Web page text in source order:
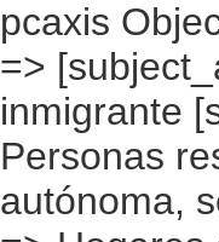
pcaxis Object ( [axis_version] => [creation_date] => 20080709 [note] => [subject_area] => Personas que viven en la vivienda con el inmigrante [subject_code] => 03 [matrix] => 03003 [title] => Personas residentes en viviendas con inmigrantes por comunidad autónoma, según origen de las personas [description] => [contents] => Hogares con inmigrantes [units] => personas en las viviendas [stub] => Array ( [0] => comunidades autónomas ) [heading] => Array ( [0] => origen de las personas en las viviendas ) [prestext] => [values] => Array ( [:www.ine.es tel: " "+34 91 5839100 "; VALUES("comunidades autónomas] => Array ( [0] => Total [1] => Andalucía [2] =>